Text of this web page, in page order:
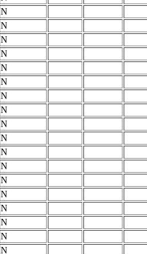
N
N
N
N
N
N
N
N
N
N
N
N
N
N
N
N
N
N